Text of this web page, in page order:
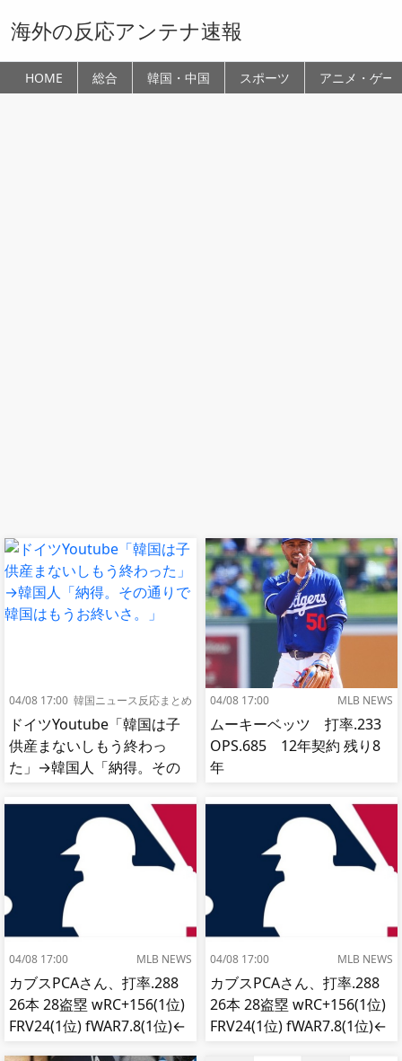
海外の反応アンテナ速報
HOME 総合 韓国・中国 スポーツ アニメ・ゲー
04/08 17:00 韓国ニュース反応まとめ
ドイツYoutube「韓国は子
供産まないしもう終わっ
た」→韓国人「納得。その
さ。」
04/08 17:00 MLB NEWS
ムーキーベッツ 打率.233
OPS.685 12年契約 残り8
年
04/08 17:00 MLB NEWS
カブスPCAさん、打率.288
26本 28盗塁 wRC+156(1位)
FRV24(1位) fWAR7.8(1位)←
04/08 17:00 MLB NEWS
カブスPCAさん、打率.288
26本 28盗塁 wRC+156(1位)
FRV24(1位) fWAR7.8(1位)←